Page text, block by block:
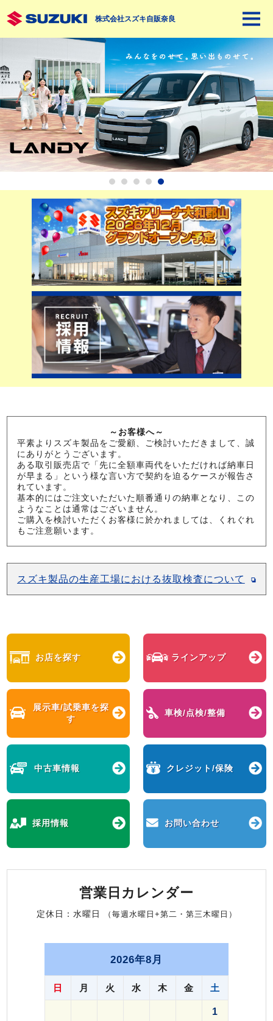
株式会社スズキ自販奈良
～お客様へ～
平素よりスズキ製品をご愛顧、ご検討いただきまして、誠
にありがとうございます。
ある取引販売店で「先に全額車両代をいただければ納車日
が早まる」という様な言い方で契約を迫るケースが報告さ
れています。
基本的にはご注文いただいた順番通りの納車となり、この
ようなことは通常はございません。
ご購入を検討いただくお客様に於かれましては、くれぐれ
もご注意願います。
スズキ製品の生産工場における抜取検査について
お店を探す ラインアップ
展示車/試乗車を探
す
車検/点検/整備
中古車情報 クレジット/保険
採用情報 お問い合わせ
営業日カレンダー
定休日：水曜日 （毎週水曜日+第二・第三木曜日）
2026年8月
日 月 火 水 木 金 土
1